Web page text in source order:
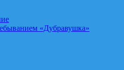
«Дубравушка»